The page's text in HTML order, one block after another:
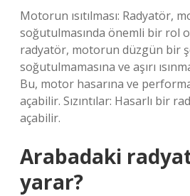
Motorun ısıtılması: Radyatör,
soğutulmasında önemli bir rol
radyatör, motorun düzgün bir
soğutulmamasına ve aşırı
Bu, motor hasarına ve
açabilir. Sızıntılar: Hasarlı bir
açabilir.
Arabadaki
yarar?